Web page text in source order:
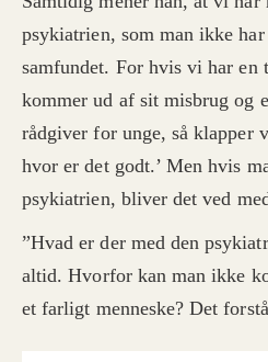
psykiatrien, som man ikke har
samfundet. For hvis vi har en
kommer ud af sit misbrug og
rådgiver for unge, så klapper
hvor er det godt.’ Men hvis
psykiatrien, bliver det ved
”Hvad er der med den
altid. Hvorfor kan man ikke
et farligt menneske? Det